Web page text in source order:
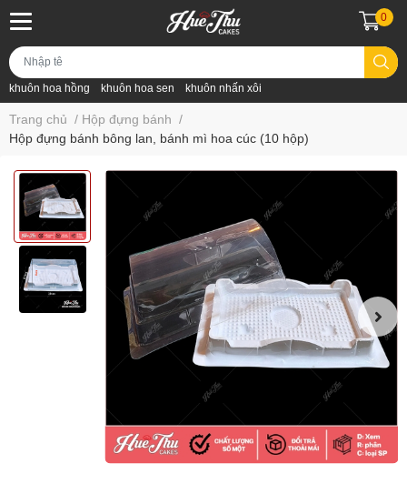
khuôn hoa hồng khuôn hoa sen khuôn nhấn xôi
0
Trang chủ / Hộp đựng bánh /
Hộp đựng bánh bông lan, bánh mì hoa cúc (10 hộp)